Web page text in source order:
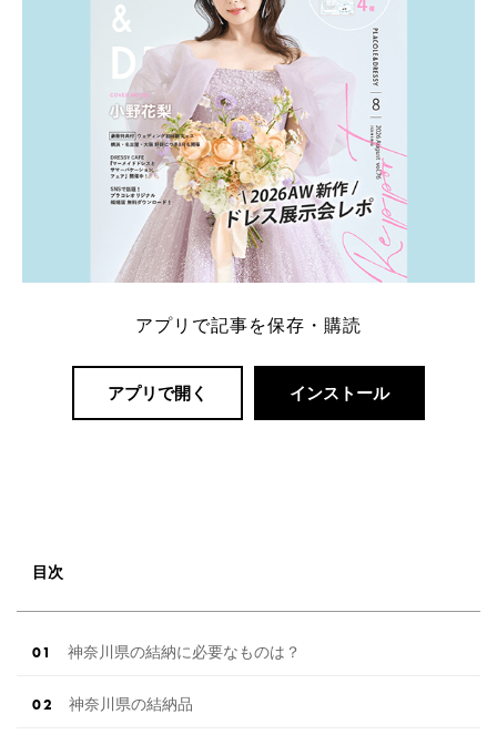
アプリで記事を保存・購読
アプリで開く インストール
目次
神奈川県の結納に必要なものは？
神奈川県の結納品